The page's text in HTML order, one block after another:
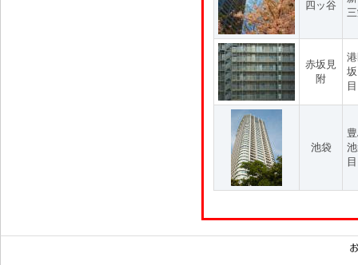
四ッ谷
赤坂見
附
目
池袋
目